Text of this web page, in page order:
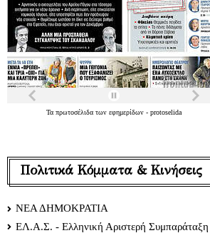
Τα πρωτοσέλιδα των εφημερίδων - protoselida
Πολιτικά Κόμματα & Κινήσεις
ΝΕΑ ΔΗΜΟΚΡΑΤΙΑ
ΕΛ.Α.Σ. - Ελληνική Αριστερή Συμπαράταξη